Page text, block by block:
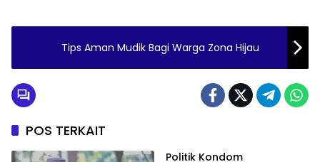
Tips Aman Mudik Bagi Warga Zona Hijau
POS TERKAIT
Politik Kondom